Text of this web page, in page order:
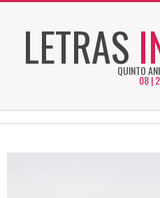
LETRASQUINTO
08 |
Menu